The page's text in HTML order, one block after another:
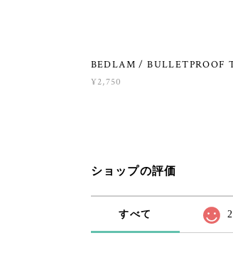
BEDLAM / BULLETPROOF
¥2,750
ショップの評価
すべて